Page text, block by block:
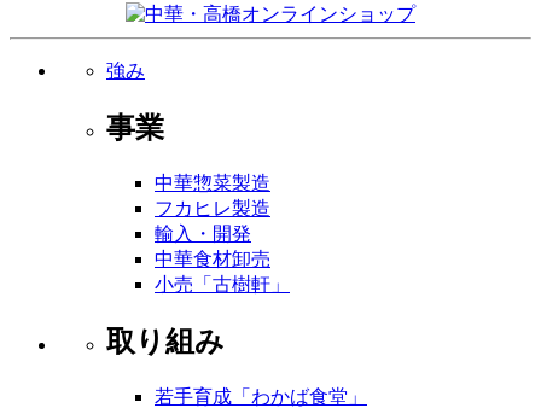
強み
事業
中華惣菜製造
フカヒレ製造
輸入・開発
中華食材卸売
小売「古樹軒」
取り組み
若手育成「わかば食堂」